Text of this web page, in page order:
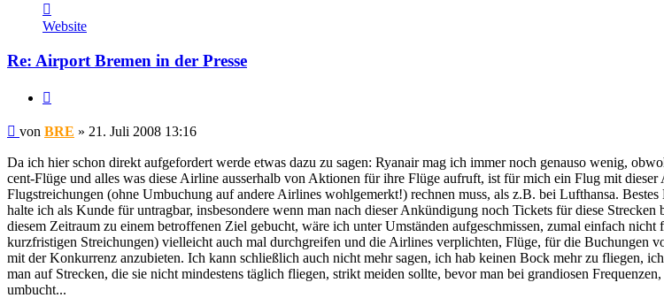
von
BRE
Website
Re: Airport Bremen in der Presse
Ungelesener
von BRE » 21. Juli 2008 13:16
Da ich hier schon direkt aufgefordert werde etwas dazu zu sagen: Ryanair mag ich immer noch genauso wenig,
cent-Flüge und alles was diese Airline ausserhalb von Aktionen für ihre Flüge aufruft, ist für mich ein Flug mit
Flugstreichungen (ohne Umbuchung auf andere Airlines wohlgemerkt!) rechnen muss, als z.B. bei Lufthansa.
halte ich als Kunde für untragbar, insbesondere wenn man nach dieser Ankündigung noch Tickets für diese
diesem Zeitraum zu einem betroffenen Ziel gebucht, wäre ich unter Umständen aufgeschmissen, zumal einfach
kurzfristigen Streichungen) vielleicht auch mal durchgreifen und die Airlines verplichten, Flüge, für die Buchungen
mit der Konkurrenz anzubieten. Ich kann schließlich auch nicht mehr sagen, ich hab keinen Bock mehr zu
man auf Strecken, die sie nicht mindestens täglich fliegen, strikt meiden sollte, bevor man bei grandiosen
umbucht...